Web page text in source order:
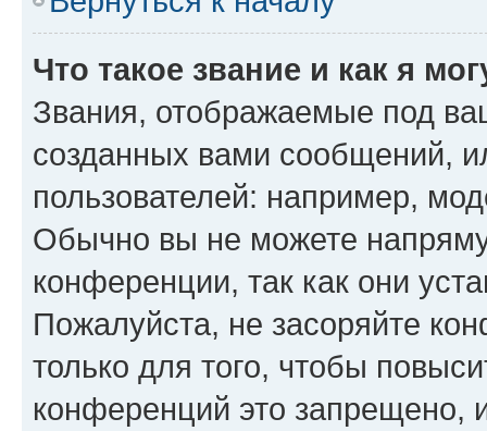
Что такое звание и как я
Звания, отображаемые под
созданных вами сообщений,
пользователей: например,
Обычно вы не можете
конференции, так как они
Пожалуйста, не засоряйте
только для того, чтобы
конференций это запрещено,